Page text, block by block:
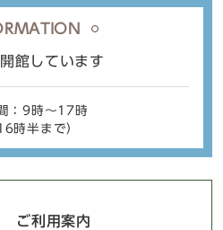
館しています
：9時〜17時
時半まで）
ご利用案内